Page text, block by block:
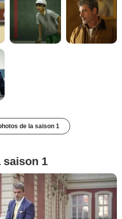
de la saison 1
saison 1